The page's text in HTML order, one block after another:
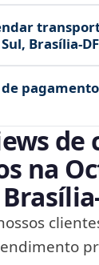
de
na